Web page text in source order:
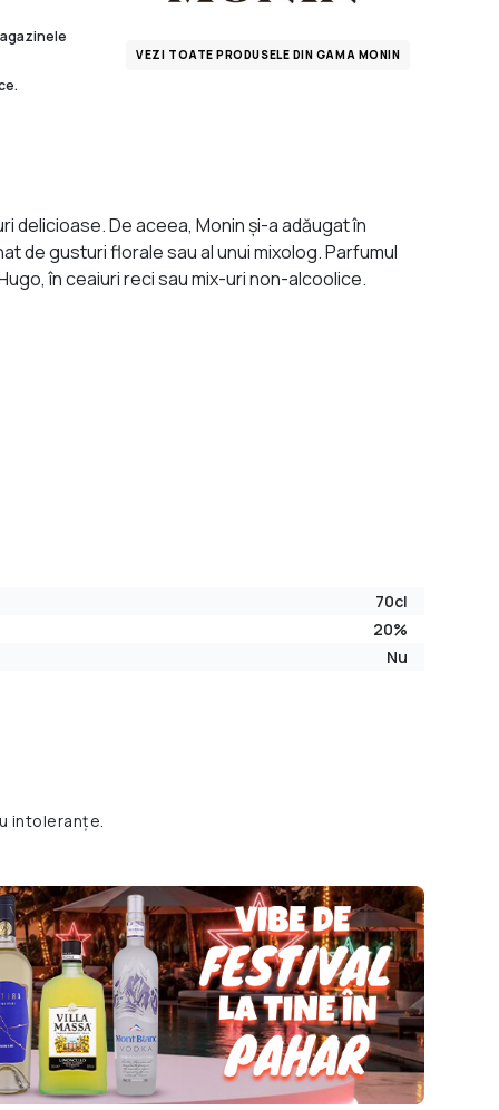
VEZI TOATE PRODUSELE DIN GAMA MONIN
delicioase. De aceea, Monin și-a adăugat în
de gusturi florale sau al unui mixolog. Parfumul
în ceaiuri reci sau mix-uri non-alcoolice.
70cl
20%
Nu
intoleranțe.